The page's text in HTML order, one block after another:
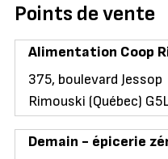
Points de vente
Alimentation Coop
375, boulevard Jessop
Rimouski (Québec)
Demain - épicerie